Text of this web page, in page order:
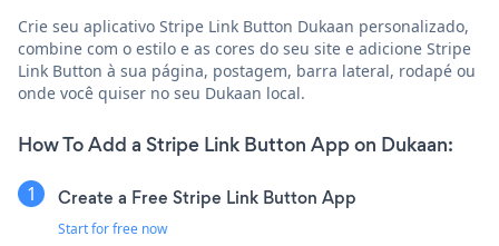
Crie seu aplicativo Stripe Link Button Dukaan personalizado,
combine com o estilo e as cores do seu site e adicione Stripe
Link Button à sua página, postagem, barra lateral, rodapé ou
onde você quiser no seu Dukaan local.
How To Add a Stripe Link Button App on Dukaan:
Create a Free Stripe Link Button App
Start for free now